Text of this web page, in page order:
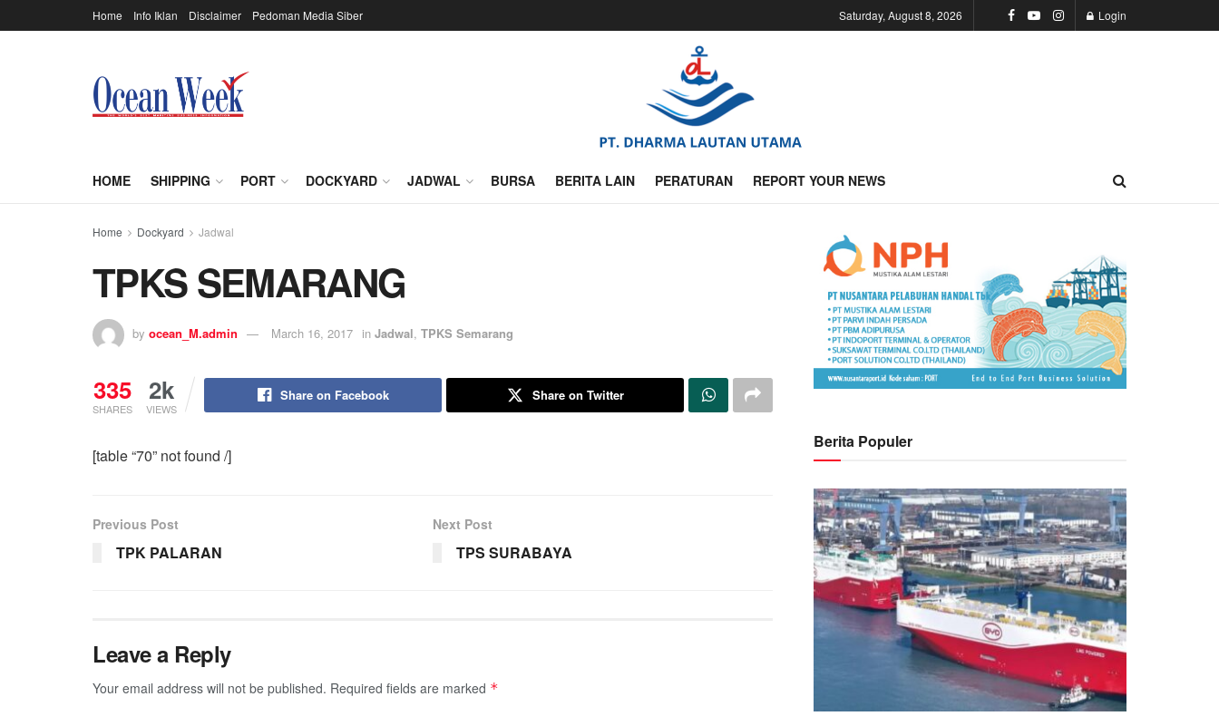
Home Info Iklan Disclaimer Pedoman Media Siber Saturday, August 8, 2026 Login
HOME SHIPPING PORT DOCKYARD JADWAL BURSA BERITA LAIN PERATURAN REPORT YOUR NEWS
Home Dockyard Jadwal
TPKS SEMARANG
by ocean_M.admin March 16, 2017 in Jadwal, TPKS Semarang
335
SHARES
2k
VIEWS
Share on Facebook Share on Twitter
[table “70” not found /]
Previous Post
TPK PALARAN
Next Post
TPS SURABAYA
Leave a Reply
Your email address will not be published. Required fields are marked *
Berita Populer